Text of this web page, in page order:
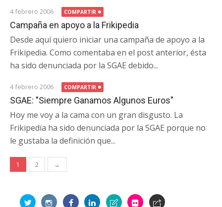
4 febrero 2006 COMPARTIR
Campaña en apoyo a la Frikipedia
Desde aquí quiero iniciar una campaña de apoyo a la
Frikipedia. Como comentaba en el post anterior, ésta
ha sido denunciada por la SGAE debido...
4 febrero 2006 COMPARTIR
SGAE: "Siempre Ganamos Algunos Euros"
Hoy me voy a la cama con un gran disgusto. La
Frikipedia ha sido denunciada por la SGAE porque no
le gustaba la definición que...
Navegación
de
1 2 →